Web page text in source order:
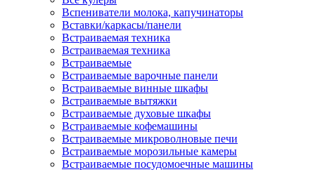
Вспениватели молока, капучинаторы
Вставки/каркасы/панели
Встраиваемая техника
Встраиваемая техника
Встраиваемые
Встраиваемые варочные панели
Встраиваемые винные шкафы
Встраиваемые вытяжки
Встраиваемые духовые шкафы
Встраиваемые кофемашины
Встраиваемые микроволновые печи
Встраиваемые морозильные камеры
Встраиваемые посудомоечные машины